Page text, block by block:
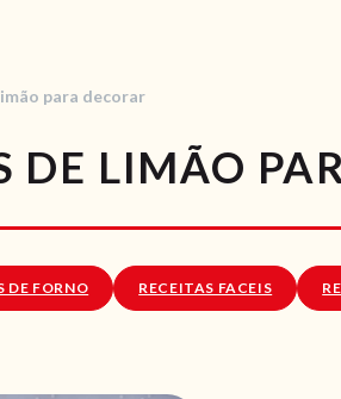
para decorar
DE LIMÃO
DE FORNO RECEITAS FACEIS